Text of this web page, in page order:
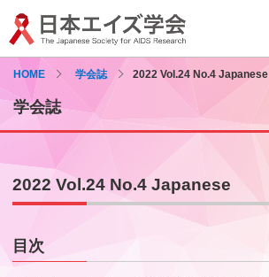
HOME 学会誌 2022 Vol.24 No.4 Japanese
学会誌
2022 Vol.24 No.4 Japanese
目次